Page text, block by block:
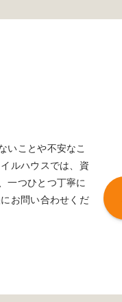
いことや不安なこ
ルハウスでは、資
一つひとつ丁寧に
お問い合わせくだ